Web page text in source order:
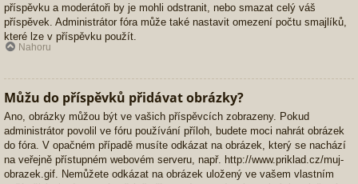
příspěvku a moderátoři by je mohli odstranit, nebo smazat celý váš
příspěvek. Administrátor fóra může také nastavit omezení počtu smajlíků,
které lze v příspěvku použít.
Nahoru
Můžu do příspěvků přidávat obrázky?
Ano, obrázky můžou být ve vašich příspěvcích zobrazeny. Pokud
administrátor povolil ve fóru používání příloh, budete moci nahrát obrázek
do fóra. V opačném případě musíte odkázat na obrázek, který se nachází
na veřejně přístupném webovém serveru, např. http://www.priklad.cz/muj-
obrazek.gif. Nemůžete odkázat na obrázek uložený ve vašem vlastním